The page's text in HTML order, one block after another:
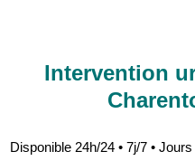
Intervention
Disponible 24h/24 • 7j/7 •